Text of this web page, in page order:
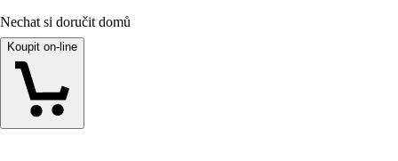
Nechat si doručit domů
Koupit on-line